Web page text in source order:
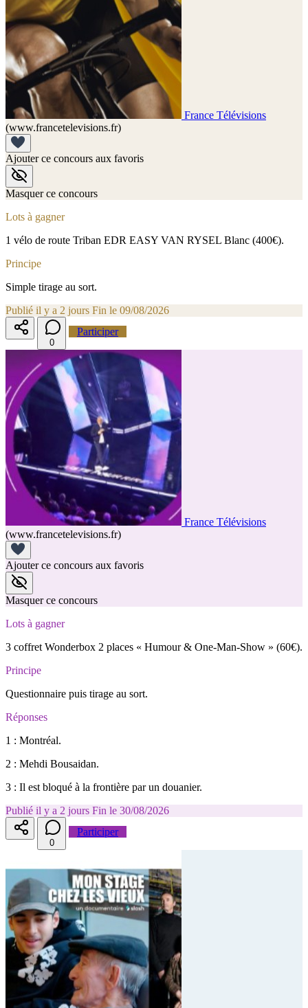
France Télévisions
(www.francetelevisions.fr)
Ajouter ce concours aux favoris
Masquer ce concours
Lots à gagner
1 vélo de route Triban EDR EASY VAN RYSEL Blanc (400€).
Principe
Simple tirage au sort.
Publié il y a 2 jours Fin le 09/08/2026
0
Participer
France Télévisions
(www.francetelevisions.fr)
Ajouter ce concours aux favoris
Masquer ce concours
Lots à gagner
3 coffret Wonderbox 2 places « Humour & One-Man-Show » (60€).
Principe
Questionnaire puis tirage au sort.
Réponses
1 : Montréal.
2 : Mehdi Bousaidan.
3 : Il est bloqué à la frontière par un douanier.
Publié il y a 2 jours Fin le 30/08/2026
0
Participer